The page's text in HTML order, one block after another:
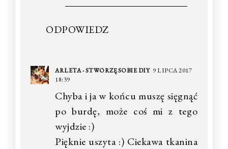
ODPOWIEDZ
ARLETA - STWORZĘ SOBIE DIY 9 LIPCA 2017
18:39
Chyba i ja w końcu muszę sięgnąć
po burdę, może coś mi z tego
wyjdzie :)
Pięknie uszyta :) Ciekawa tkanina